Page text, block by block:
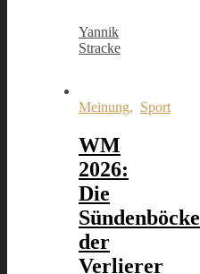
Yannik
Stracke
Meinung, Sport
WM
2026:
Die
Sündenböcke
der
Verlierer